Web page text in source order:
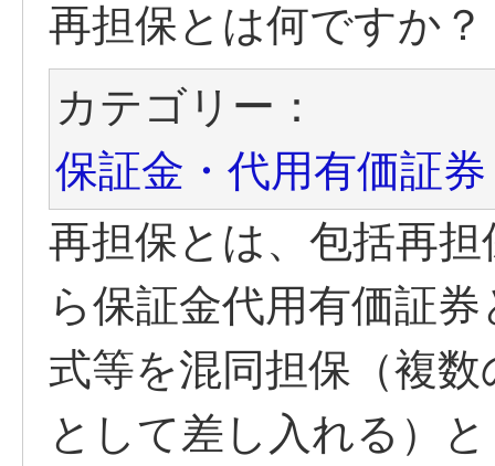
再担保とは何ですか？
カテゴリー：
保証金・代用有価証券
再担保とは、包括再
ら保証金代用有価証
式等を混同担保（複
として差し入れる）